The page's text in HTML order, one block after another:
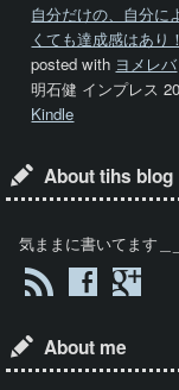
自分だけの、自分
くても達成感はあ
posted with ヨメレバ
明石健 インプレス
Kindle
About tihs blog
気ままに書いてます＿
About me